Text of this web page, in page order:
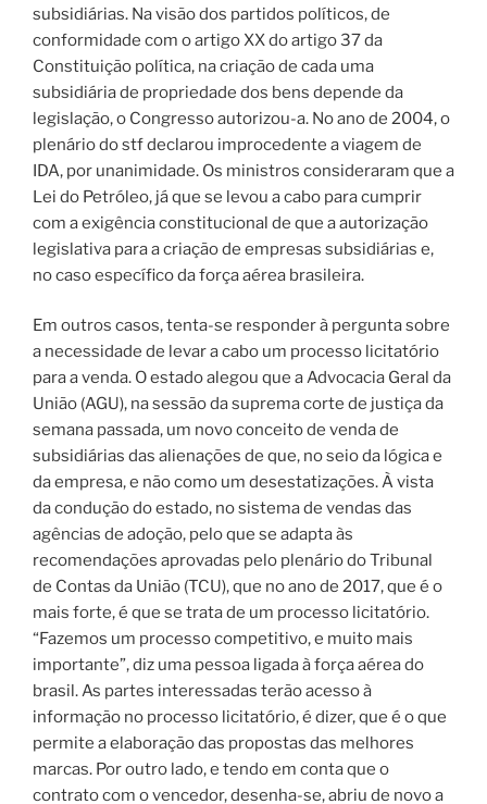
subsidiárias. Na visão dos partidos políticos, de
conformidade com o artigo XX do artigo 37 da
Constituição política, na criação de cada uma
subsidiária de propriedade dos bens depende da
legislação, o Congresso autorizou-a. No ano de 2004, o
plenário do stf declarou improcedente a viagem de
IDA, por unanimidade. Os ministros consideraram que a
Lei do Petróleo, já que se levou a cabo para cumprir
com a exigência constitucional de que a autorização
legislativa para a criação de empresas subsidiárias e,
no caso específico da força aérea brasileira.
Em outros casos, tenta-se responder à pergunta sobre
a necessidade de levar a cabo um processo licitatório
para a venda. O estado alegou que a Advocacia Geral da
União (AGU), na sessão da suprema corte de justiça da
semana passada, um novo conceito de venda de
subsidiárias das alienações de que, no seio da lógica e
da empresa, e não como um desestatizações. À vista
da condução do estado, no sistema de vendas das
agências de adoção, pelo que se adapta às
recomendações aprovadas pelo plenário do Tribunal
de Contas da União (TCU), que no ano de 2017, que é o
mais forte, é que se trata de um processo licitatório.
“Fazemos um processo competitivo, e muito mais
importante”, diz uma pessoa ligada à força aérea do
brasil. As partes interessadas terão acesso à
informação no processo licitatório, é dizer, que é o que
permite a elaboração das propostas das melhores
marcas. Por outro lado, e tendo em conta que o
contrato com o vencedor, desenha-se, abriu de novo a